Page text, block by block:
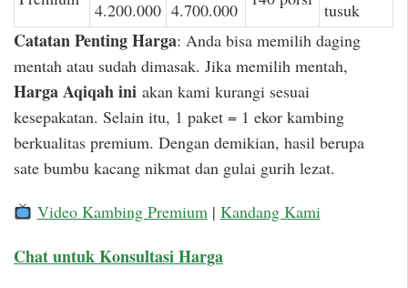
4.200.000 4.700.000
tusuk
Catatan Penting Harga: Anda bisa memilih daging
mentah atau sudah dimasak. Jika memilih mentah,
Harga Aqiqah ini akan kami kurangi sesuai
kesepakatan. Selain itu, 1 paket = 1 ekor kambing
berkualitas premium. Dengan demikian, hasil berupa
sate bumbu kacang nikmat dan gulai gurih lezat.
Video Kambing Premium| Kandang Kami
Chat untuk Konsultasi Harga